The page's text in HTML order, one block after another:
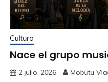
Cultura
Nace el grupo
2 julio, 2026 Mobutu